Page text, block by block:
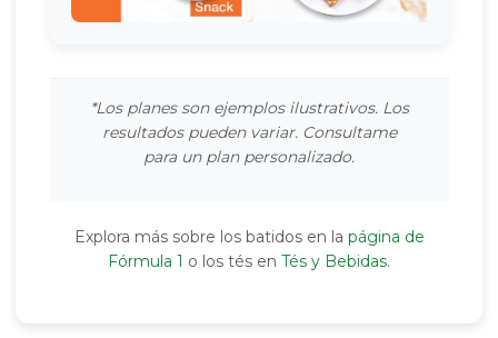
*Los planes son ejemplos ilustrativos. Los
resultados pueden variar. Consultame
para un plan personalizado.
Explora más sobre los batidos en la página de
Fórmula 1 o los tés en Tés y Bebidas.